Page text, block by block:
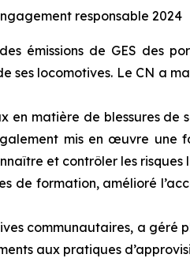
responsable 2024
émissions de GES des
locomotives. Le CN a
en matière de blessures
mis en œuvre
et contrôler les
de formation, amélioré
communautaires, a géré
aux pratiques